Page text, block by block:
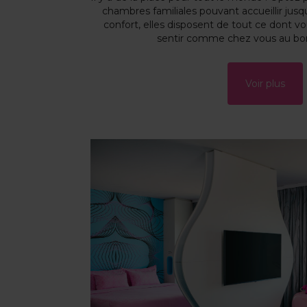
chambres familiales pouvant accueillir
confort, elles disposent de tout ce dont
sentir comme chez vous au
Voir plus